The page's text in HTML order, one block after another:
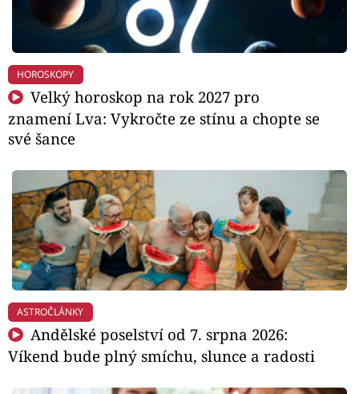
HOROSKOPY
Velký horoskop na rok 2027 pro
znamení Lva: Vykročte ze stínu a chopte se
své šance
ASTROČLÁNKY
Andělské poselství od 7. srpna 2026:
Víkend bude plný smíchu, slunce a radosti